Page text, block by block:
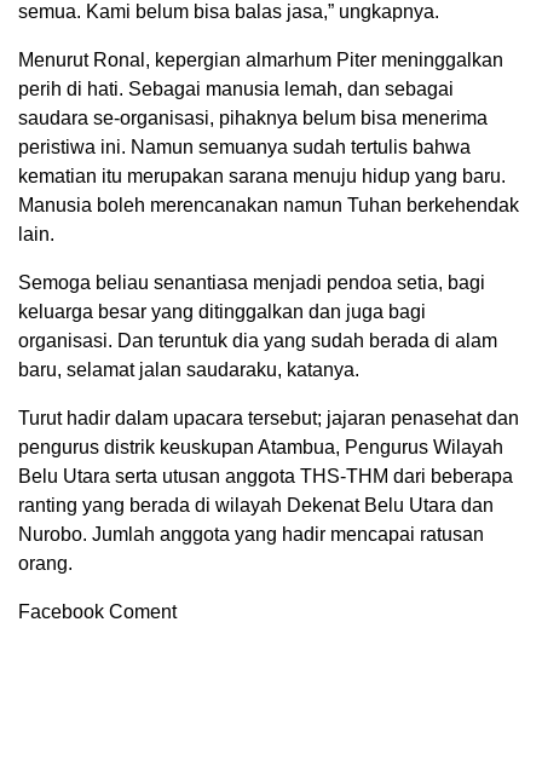
semua. Kami belum bisa balas jasa,” ungkapnya.
Menurut Ronal, kepergian almarhum Piter meninggalkan
perih di hati. Sebagai manusia lemah, dan sebagai
saudara se-organisasi, pihaknya belum bisa menerima
peristiwa ini. Namun semuanya sudah tertulis bahwa
kematian itu merupakan sarana menuju hidup yang baru.
Manusia boleh merencanakan namun Tuhan berkehendak
lain.
Semoga beliau senantiasa menjadi pendoa setia, bagi
keluarga besar yang ditinggalkan dan juga bagi
organisasi. Dan teruntuk dia yang sudah berada di alam
baru, selamat jalan saudaraku, katanya.
Turut hadir dalam upacara tersebut; jajaran penasehat dan
pengurus distrik keuskupan Atambua, Pengurus Wilayah
Belu Utara serta utusan anggota THS-THM dari beberapa
ranting yang berada di wilayah Dekenat Belu Utara dan
Nurobo. Jumlah anggota yang hadir mencapai ratusan
orang.
Facebook Coment